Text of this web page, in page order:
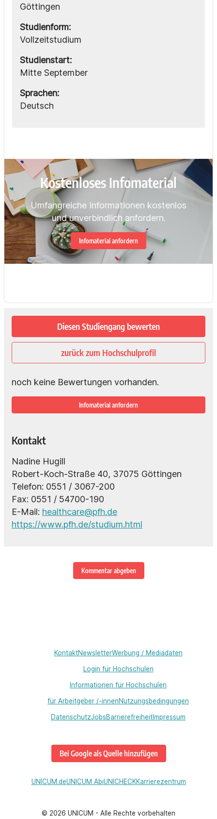
Göttingen
Studienform:
Vollzeitstudium
Studienstart:
Mitte September
Sprachen:
Deutsch
Kostenloses Infomaterial
Umfangreiche Informationen kostenlos
und unverbindlich anfordern.
Infomaterial anfordern
Diesen Studiengang bewerten
zurück zum Hochschulprofil
noch keine Bewertungen vorhanden.
Infomaterial anfordern
Kontakt
Nadine Hugill
Robert-Koch-Straße 40, 37075 Göttingen
Telefon: 0551 / 3067-200
Fax: 0551 / 54700-190
E-Mail: healthcare@pfh.de
https://www.pfh.de/studium.html
Kommentar abgeben
KontaktNewsletterWerbung / Mediadaten
Login für Hochschulen
Informationen für Hochschulen
für Arbeitgeber /-innenNutzungsbedingungen
DatenschutzJobsBarrierefreiheitImpressum
Bei Google als Quelle hinzufügen
UNICUM.deUNICUM AbiUNICHECKKarrierezentrum
© 2026 UNICUM - Alle Rechte vorbehalten